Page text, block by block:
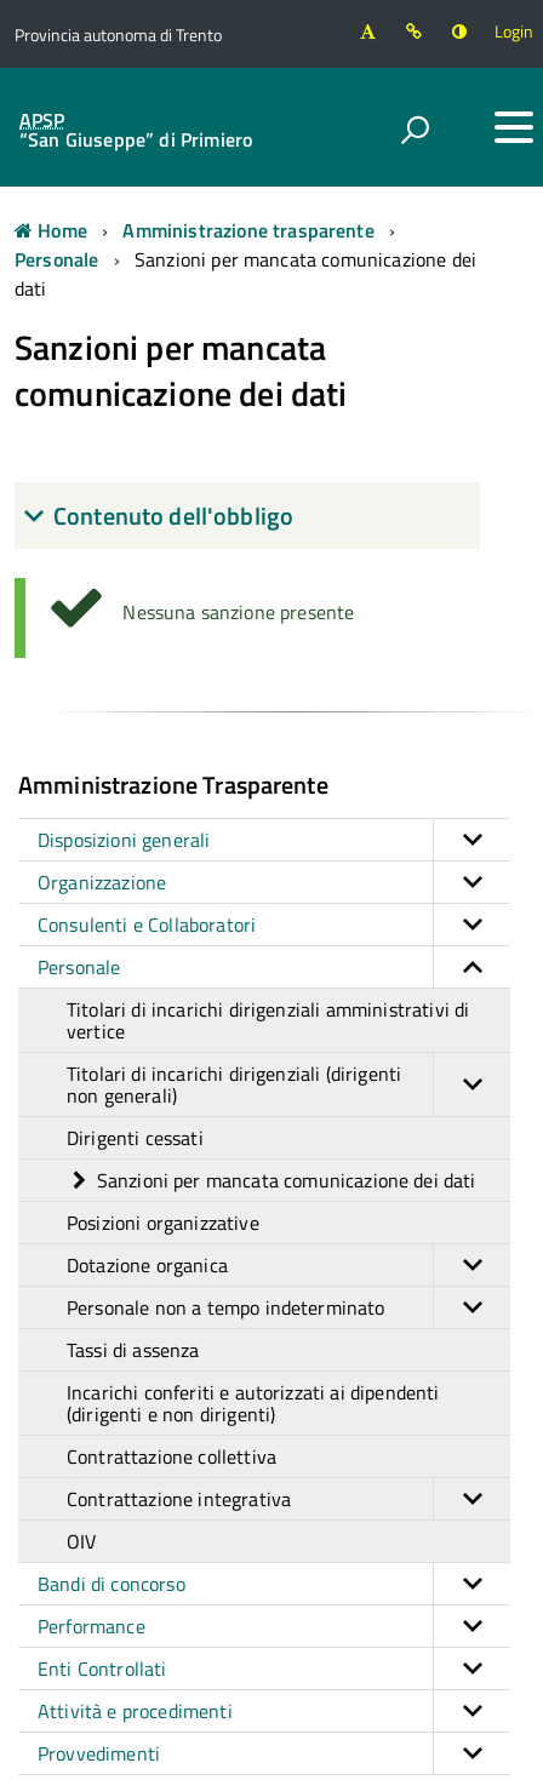
Provincia autonoma di Trento Login
APSP
“San Giuseppe” di Primiero
Home
Amministrazione trasparente
Personale
Sanzioni per mancata comunicazione dei
dati
Sanzioni per mancata
comunicazione dei dati
Contenuto dell'obbligo
Nessuna sanzione presente
Amministrazione Trasparente
Disposizioni generali
Organizzazione
Consulenti e Collaboratori
Personale
Titolari di incarichi dirigenziali amministrativi di
vertice
Titolari di incarichi dirigenziali (dirigenti
non generali)
Dirigenti cessati
Sanzioni per mancata comunicazione dei dati
Posizioni organizzative
Dotazione organica
Personale non a tempo indeterminato
Tassi di assenza
Incarichi conferiti e autorizzati ai dipendenti
(dirigenti e non dirigenti)
Contrattazione collettiva
Contrattazione integrativa
OIV
Bandi di concorso
Performance
Enti Controllati
Attività e procedimenti
Provvedimenti